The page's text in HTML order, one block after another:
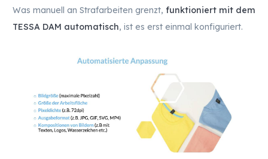
Was manuell an Strafarbeiten grenzt, funktioniert mit dem
TESSA DAM automatisch, ist es erst einmal konfiguriert.